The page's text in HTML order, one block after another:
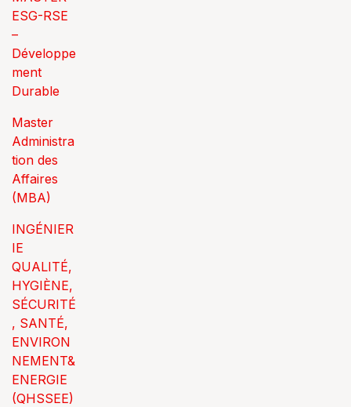
ESG-RSE
–
Développe
ment
Durable
Master
Administra
tion des
Affaires
(MBA)
INGÉNIER
IE
QUALITÉ,
HYGIÈNE,
SÉCURITÉ
, SANTÉ,
ENVIRON
NEMENT&
ENERGIE
(QHSSEE)